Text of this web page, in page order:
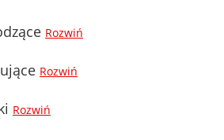
Rozwiń
Rozwiń
Rozwiń